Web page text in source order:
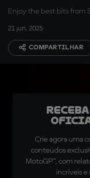
Enjoy the best bits from
21 jun. 2025
COMPARTILHAR
oficial
Crie agora uma
conteúdos
MotoGP™, com
incríveis e